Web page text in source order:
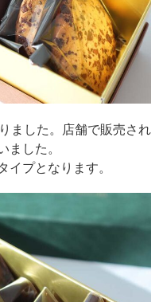
ました。店舗で販売され
した。
プとなります。